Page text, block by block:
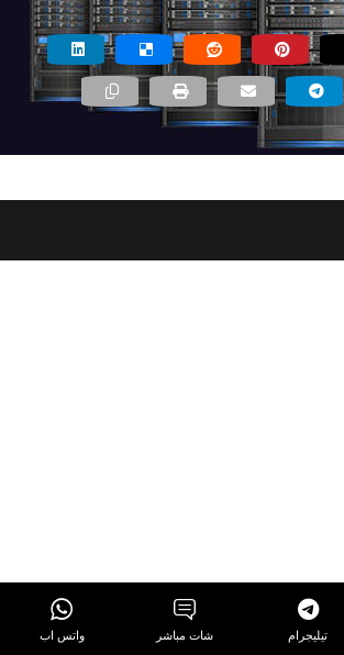
تيليجرام شات مباشر واتس اب